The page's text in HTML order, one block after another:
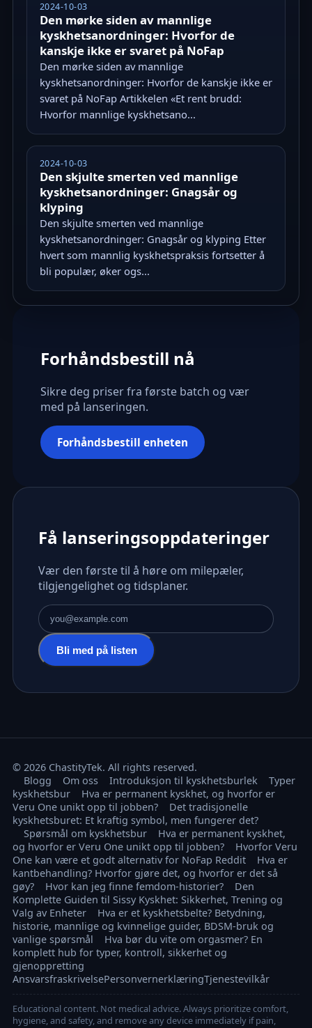
2024-10-03
Den mørke siden av mannlige
kyskhetsanordninger: Hvorfor de
kanskje ikke er svaret på NoFap
Den mørke siden av mannlige
kyskhetsanordninger: Hvorfor de kanskje ikke er
svaret på NoFap Artikkelen «Et rent brudd:
Hvorfor mannlige kyskhetsano...
2024-10-03
Den skjulte smerten ved mannlige
kyskhetsanordninger: Gnagsår og
klyping
Den skjulte smerten ved mannlige
kyskhetsanordninger: Gnagsår og klyping Etter
hvert som mannlig kyskhetspraksis fortsetter å
bli populær, øker ogs...
Forhåndsbestill nå
Sikre deg priser fra første batch og vær
med på lanseringen.
Forhåndsbestill enheten
Få lanseringsoppdateringer
Vær den første til å høre om milepæler,
tilgjengelighet og tidsplaner.
E-postadresse
Bli med på listen
© 2026 ChastityTek. All rights reserved.
Blogg
Om oss Introduksjon til kyskhetsburlek
Typer
kyskhetsbur
Hva er permanent kyskhet, og hvorfor er
Veru One unikt opp til jobben?
Det tradisjonelle
kyskhetsburet: Et kraftig symbol, men fungerer det?
Spørsmål om kyskhetsbur
Hva er permanent kyskhet,
og hvorfor er Veru One unikt opp til jobben?
Hvorfor Veru
One kan være et godt alternativ for NoFap Reddit
Hva er
kantbehandling? Hvorfor gjøre det, og hvorfor er det så
gøy?
Hvor kan jeg finne femdom-historier?
Den
Komplette Guiden til Sissy Kyskhet: Sikkerhet, Trening og
Valg av Enheter
Hva er et kyskhetsbelte? Betydning,
historie, mannlige og kvinnelige guider, BDSM-bruk og
vanlige spørsmål
Hva bør du vite om orgasmer? En
komplett hub for typer, kontroll, sikkerhet og
gjenoppretting
AnsvarsfraskrivelsePersonvernerklæringTjenestevilkår
Educational content. Not medical advice. Always prioritize comfort,
hygiene, and safety, and remove any device immediately if pain,